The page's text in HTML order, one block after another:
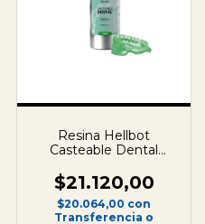
Resina Hellbot
Casteable Dental
$21.120,00
$20.064,00 con
Transferencia o